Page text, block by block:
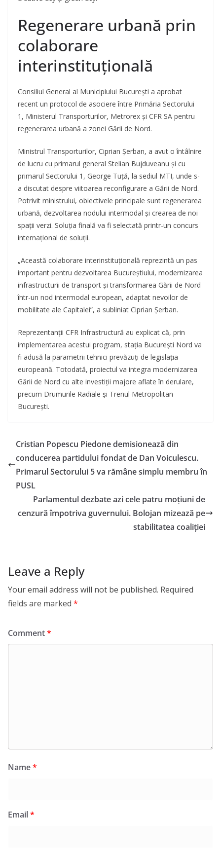
Regenerare urbană prin
colaborare
interinstituțională
Consiliul General al Municipiului București a aprobat
recent un protocol de asociere între Primăria Sectorului
1, Ministerul Transporturilor, Metrorex și CFR SA pentru
regenerarea urbană a zonei Gării de Nord.
Ministrul Transporturilor, Ciprian Șerban, a avut o întâlnire
de lucru cu primarul general Stelian Bujduveanu și cu
primarul Sectorului 1, George Tuță, la sediul MTI, unde s-
a discutat despre viitoarea reconfigurare a Gării de Nord.
Potrivit ministrului, obiectivele principale sunt regenerarea
urbană, dezvoltarea nodului intermodal și crearea de noi
spații verzi. Soluția finală va fi selectată printr-un concurs
internațional de soluții.
„Această colaborare interinstituțională reprezintă un pas
important pentru dezvoltarea Bucureștiului, modernizarea
infrastructurii de transport și transformarea Gării de Nord
într-un nod intermodal european, adaptat nevoilor de
mobilitate ale Capitalei”, a subliniat Ciprian Șerban.
Reprezentanții CFR Infrastructură au explicat că, prin
implementarea acestui program, stația București Nord va
fi adusă la parametrii tehnici prevăzuți de legislația
europeană. Totodată, proiectul va integra modernizarea
Gării de Nord cu alte investiții majore aflate în derulare,
precum Drumurile Radiale și Trenul Metropolitan
București.
Cristian Popescu Piedone demisionează din
conducerea partidului fondat de Dan Voiculescu.
Primarul Sectorului 5 va rămâne simplu membru în
PUSL
Parlamentul dezbate azi cele patru moțiuni de
cenzură împotriva guvernului. Bolojan mizează pe
stabilitatea coaliției
Leave a Reply
Your email address will not be published. Required
fields are marked *
Comment*
Name*
Email*